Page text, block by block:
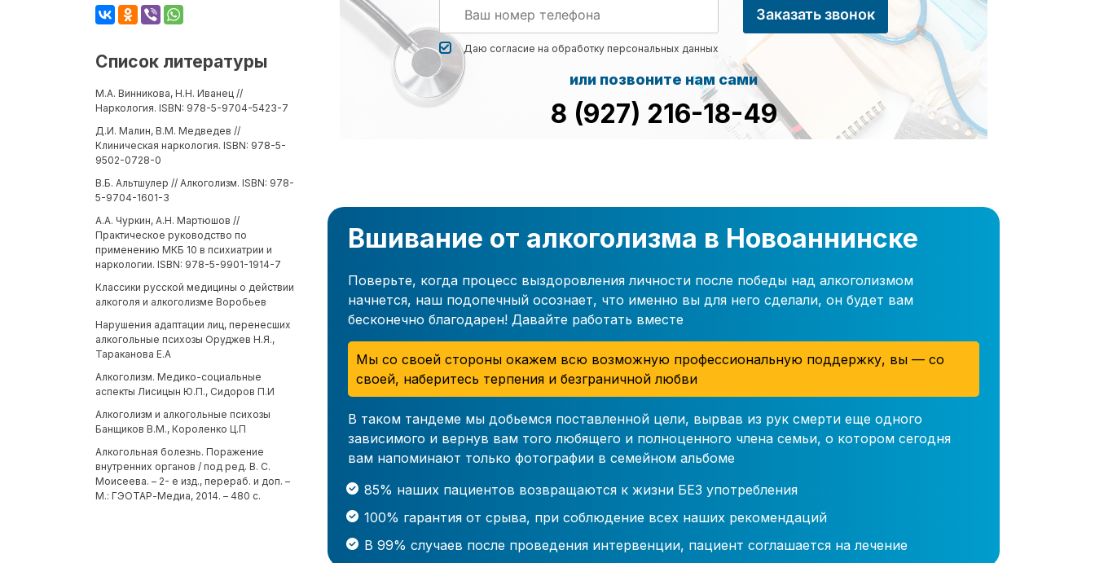
Список литературы
М.А. Винникова, Н.Н. Иванец //
Наркология. ISBN: 978-5-9704-5423-7
Д.И. Малин, В.М. Медведев //
Клиническая наркология. ISBN: 978-5-
9502-0728-0
В.Б. Альтшулер // Алкоголизм. ISBN: 978-
5-9704-1601-3
А.А. Чуркин, А.Н. Мартюшов //
Практическое руководство по
применению МКБ 10 в психиатрии и
наркологии. ISBN: 978-5-9901-1914-7
Классики русской медицины о действии
алкоголя и алкоголизме Воробьев
Нарушения адаптации лиц, перенесших
алкогольные психозы Оруджев Н.Я.,
Тараканова Е.А
Алкоголизм. Медико-социальные
аспекты Лисицын Ю.П., Сидоров П.И
Алкоголизм и алкогольные психозы
Банщиков В.М., Короленко Ц.П
Алкогольная болезнь. Поражение
внутренних органов / под ред. В. С.
Моисеева. – 2- е изд., перераб. и доп. –
М.: ГЭОТАР-Медиа, 2014. – 480 с.
Даю согласие на обработку персональных данных
Заказать звонок
или позвоните нам сами
8 (927) 216-18-49
Вшивание от алкоголизма в Новоаннинске
Поверьте, когда процесс выздоровления личности после победы над алкоголизмом
начнется, наш подопечный осознает, что именно вы для него сделали, он будет вам
бесконечно благодарен! Давайте работать вместе
Мы со своей стороны окажем всю возможную профессиональную поддержку, вы — со
своей, наберитесь терпения и безграничной любви
В таком тандеме мы добьемся поставленной цели, вырвав из рук смерти еще одного
зависимого и вернув вам того любящего и полноценного члена семьи, о котором сегодня
вам напоминают только фотографии в семейном альбоме
85% наших пациентов возвращаются к жизни БЕЗ употребления
100% гарантия от срыва, при соблюдение всех наших рекомендаций
В 99% случаев после проведения интервенции, пациент соглашается на лечение